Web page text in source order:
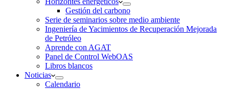
Gestión del carbono
Serie de seminarios sobre medio ambiente
Ingeniería de Yacimientos de Recuperación Mejorada
de Petróleo
Aprende con AGAT
Panel de Control WebOAS
Libros blancos
Noticias
Calendario